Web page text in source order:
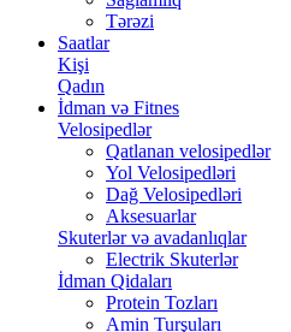
Tərəzi
Saatlar
Kişi
Qadın
İdman və Fitnes
Velosipedlər
Qatlanan velosipedlər
Yol Velosipedləri
Dağ Velosipedləri
Aksesuarlar
Skuterlər və avadanlıqlar
Electrik Skuterlər
İdman Qidaları
Protein Tozları
Amin Turşuları